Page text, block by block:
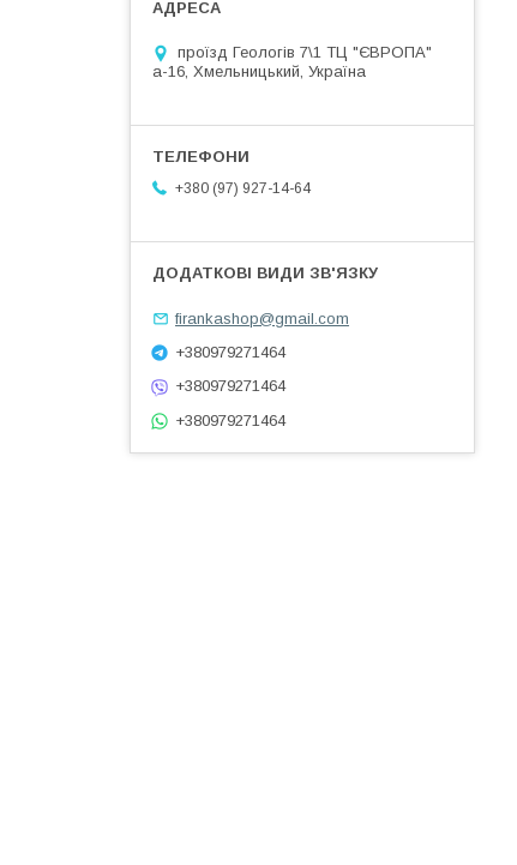
проїзд Геологів 7\1 ТЦ "ЄВРОПА"
а-16, Хмельницький, Україна
+380 (97) 927-14-64
firankashop@gmail.com
+380979271464
+380979271464
+380979271464